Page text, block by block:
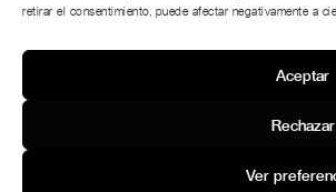
retirar el consentimiento, puede afectar negativamente a
Aceptar
Rechazar
Ver